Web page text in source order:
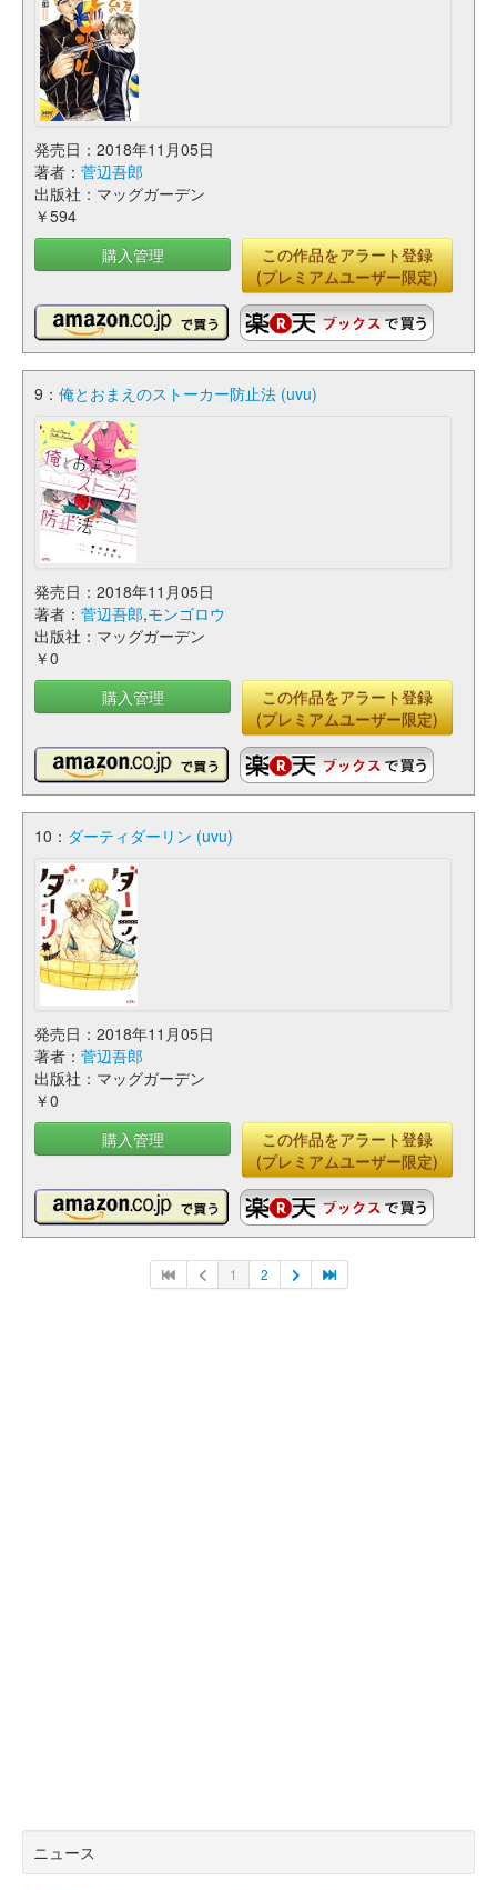
発売日：2018年11月05日
著者： 菅辺吾郎
出版社：マッグガーデン
￥594
購入管理
この作品をアラート登録
(プレミアムユーザー限定)
9： 俺とおまえのストーカー防止法 (uvu)
発売日：2018年11月05日
著者： 菅辺吾郎,モンゴロウ
出版社：マッグガーデン
￥0
購入管理
この作品をアラート登録
(プレミアムユーザー限定)
10： ダーティダーリン (uvu)
発売日：2018年11月05日
著者： 菅辺吾郎
出版社：マッグガーデン
￥0
購入管理
この作品をアラート登録
(プレミアムユーザー限定)
1 2
ニュース